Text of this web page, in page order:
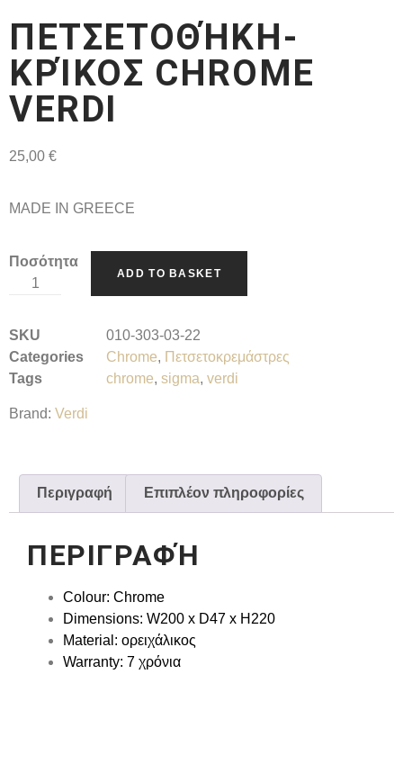
ΠΕΤΣΕΤΟΘΉΚΗ-
ΚΡΊΚΟΣ CHROME
VERDI
25,00 €
MADE IN GREECE
Ποσότητα
ADD TO BASKET
SKU
010-303-03-22
Categories
Chrome, Πετσετοκρεμάστρες
Tags
chrome, sigma, verdi
Brand: Verdi
Περιγραφή Επιπλέον πληροφορίες
ΠΕΡΙΓΡΑΦΉ
Colour: Chrome
Dimensions: W200 x D47 x H220
Material: ορειχάλικος
Warranty: 7 χρόνια